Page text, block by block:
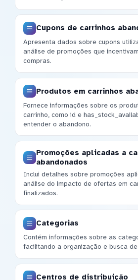
Cupons de carrinhos
Apresenta dados sobre cupons
análise de promoções que
compras.
Produtos em carrinhos
Fornece informações sobre os
carrinho, como id e
entender o abandono.
Promoções aplicadas a
abandonados
Inclui detalhes sobre promoções
análise do impacto de ofertas em
finalizados.
Categorias
Contém informações sobre as
facilitando a organização e busca
Centros de distribuição